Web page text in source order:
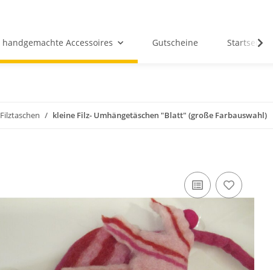
handgemachte Accessoires Gutscheine Startseite
Filztaschen kleine Filz- Umhängetäschen "Blatt" (große Farbauswahl)